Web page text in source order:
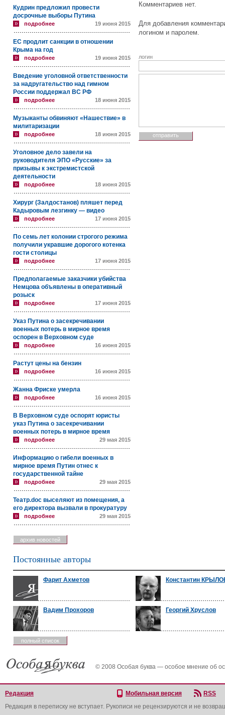
Кудрин предложил провести
досрочные выборы Путина
подробнее 19 июня 2015
ЕС продлит санкции в отношении
Крыма на год
подробнее 19 июня 2015
Введение уголовной ответственности
за надругательство над гимном
России поддержал ВС РФ
подробнее 18 июня 2015
Музыканты обвиняют «Нашествие» в
милитаризации
подробнее 18 июня 2015
Уголовное дело завели на
руководителя ЭПО «Русские» за
призывы к экстремистской
деятельности
подробнее 18 июня 2015
Хирург (Залдостанов) пляшет перед
Кадыровым лезгинку — видео
подробнее 17 июня 2015
По семь лет колонии строгого режима
получили укравшие дорогого котенка
гости столицы
подробнее 17 июня 2015
Предполагаемые заказчики убийства
Немцова объявлены в оперативный
розыск
подробнее 17 июня 2015
Указ Путина о засекречивании
военных потерь в мирное время
оспорен в Верховном суде
подробнее 16 июня 2015
Растут цены на бензин
подробнее 16 июня 2015
Жанна Фриске умерла
подробнее 16 июня 2015
В Верховном суде оспорят юристы
указ Путина о засекречивании
военных потерь в мирное время
подробнее 29 мая 2015
Информацию о гибели военных в
мирное время Путин отнес к
государственной тайне
подробнее 29 мая 2015
Театр.doc выселяют из помещения, а
его директора вызвали в прокуратуру
подробнее 29 мая 2015
архив новостей
Комментариев нет.
Для добавления
логином и паролем.
логин
Постоянные авторы
Фарит Ахметов Константин
Вадим Прохоров Георгий Хруслов
полный список
© 2008 Особая буква — особое мнение об
Редакция Мобильная версия
RSS
Редакция в переписку не вступает. Рукописи не рецензируются и не